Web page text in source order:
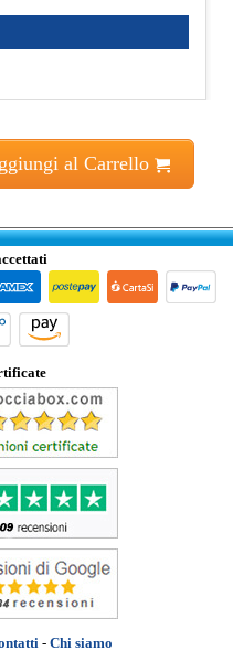
al Carrello
- Chi siamo